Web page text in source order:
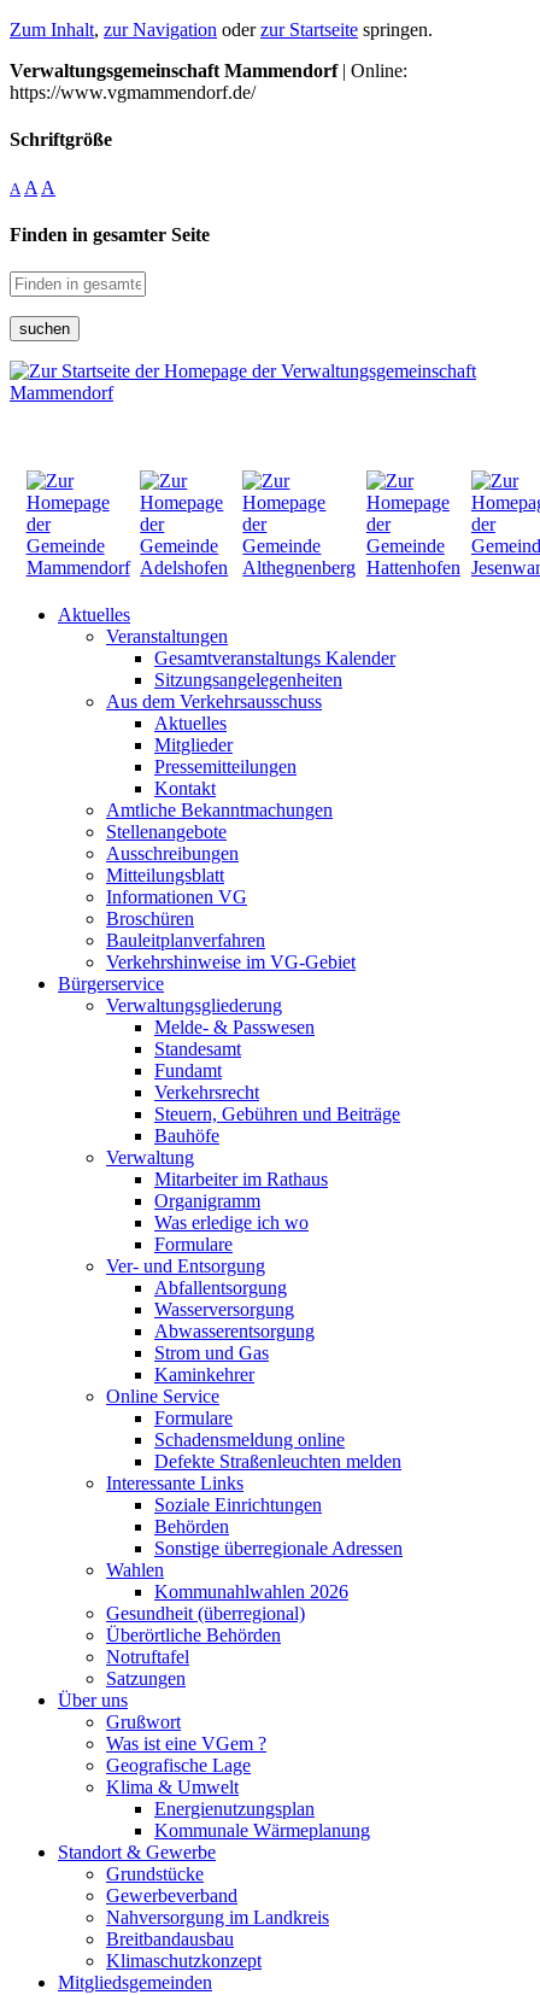
Zum Inhalt, zur Navigation oderzur Startseite springen.
Verwaltungsgemeinschaft Mammendorf| Online:
https://www.vgmammendorf.de/
Schriftgröße
A A A
Finden in gesamter Seite
suchen
Aktuelles
Veranstaltungen
Gesamtveranstaltungs Kalender
Sitzungsangelegenheiten
Aus dem Verkehrsausschuss
Aktuelles
Mitglieder
Pressemitteilungen
Kontakt
Amtliche Bekanntmachungen
Stellenangebote
Ausschreibungen
Mitteilungsblatt
Informationen VG
Broschüren
Bauleitplanverfahren
Verkehrshinweise im VG-Gebiet
Bürgerservice
Verwaltungsgliederung
Melde- & Passwesen
Standesamt
Fundamt
Verkehrsrecht
Steuern, Gebühren und Beiträge
Bauhöfe
Verwaltung
Mitarbeiter im Rathaus
Organigramm
Was erledige ich wo
Formulare
Ver- und Entsorgung
Abfallentsorgung
Wasserversorgung
Abwasserentsorgung
Strom und Gas
Kaminkehrer
Online Service
Formulare
Schadensmeldung online
Defekte Straßenleuchten melden
Interessante Links
Soziale Einrichtungen
Behörden
Sonstige überregionale Adressen
Wahlen
Kommunahlwahlen 2026
Gesundheit (überregional)
Überörtliche Behörden
Notruftafel
Satzungen
Über uns
Grußwort
Was ist eine VGem ?
Geografische Lage
Klima & Umwelt
Energienutzungsplan
Kommunale Wärmeplanung
Standort & Gewerbe
Grundstücke
Gewerbeverband
Nahversorgung im Landkreis
Breitbandausbau
Klimaschutzkonzept
Mitgliedsgemeinden